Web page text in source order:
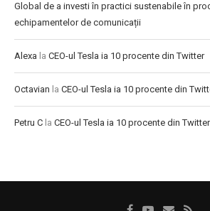
Global de a investi în practici sustenabile în
echipamentelor de comunicații
Alexa la CEO-ul Tesla ia 10 procente din Twitter
Octavian la CEO-ul Tesla ia 10 procente din
Petru C la CEO-ul Tesla ia 10 procente din Twitter